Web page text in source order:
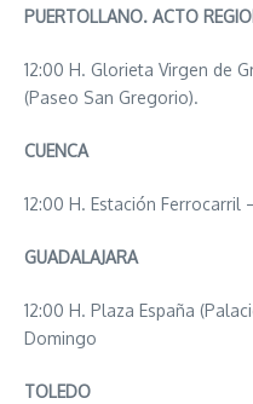
PUERTOLLANO. ACTO
12:00 H. Glorieta Virgen de
(Paseo San Gregorio).
CUENCA
12:00 H. Estación Ferrocarril
GUADALAJARA
12:00 H. Plaza España
Domingo
TOLEDO